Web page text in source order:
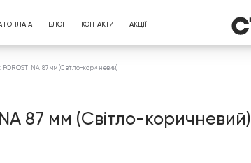
І ОПЛАТА БЛОГ КОНТАКТИ АКЦІЇ
FOROSTINA 87 мм (Світло-коричневий)
87 мм (Світло-коричневий)